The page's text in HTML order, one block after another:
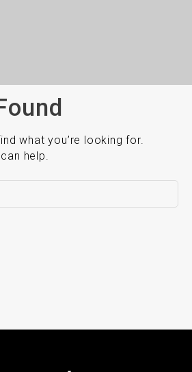
what you’re looking for.
help.